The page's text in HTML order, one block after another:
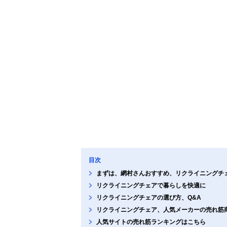
目次
まずは、網村さんおすすめ、リクライニングチ
リクライニングチェアで暮らしを快適に
リクライニングチェアの選び方、Q&A
リクライニングチェア、人気メーカーの売れ筋
人気サイトの売れ筋ランキングはこちら